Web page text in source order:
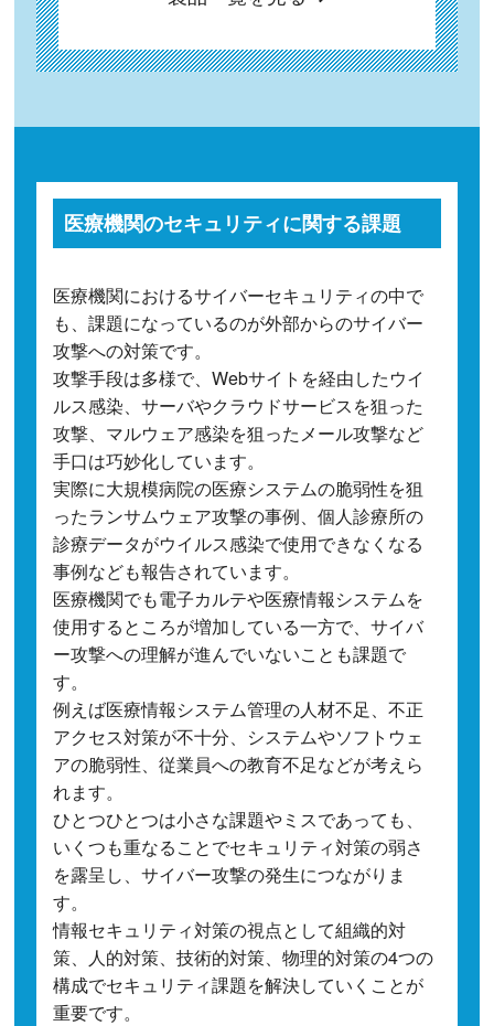
医療機関のセキュリティに関する課題
医療機関におけるサイバーセキュリティの中で
も、課題になっているのが外部からのサイバー
攻撃への対策です。
攻撃手段は多様で、Webサイトを経由したウイ
ルス感染、サーバやクラウドサービスを狙った
攻撃、マルウェア感染を狙ったメール攻撃など
手口は巧妙化しています。
実際に大規模病院の医療システムの脆弱性を狙
ったランサムウェア攻撃の事例、個人診療所の
診療データがウイルス感染で使用できなくなる
事例なども報告されています。
医療機関でも電子カルテや医療情報システムを
使用するところが増加している一方で、サイバ
ー攻撃への理解が進んでいないことも課題で
す。
例えば医療情報システム管理の人材不足、不正
アクセス対策が不十分、システムやソフトウェ
アの脆弱性、従業員への教育不足などが考えら
れます。
ひとつひとつは小さな課題やミスであっても、
いくつも重なることでセキュリティ対策の弱さ
を露呈し、サイバー攻撃の発生につながりま
す。
情報セキュリティ対策の視点として組織的対
策、人的対策、技術的対策、物理的対策の4つの
構成でセキュリティ課題を解決していくことが
重要です。